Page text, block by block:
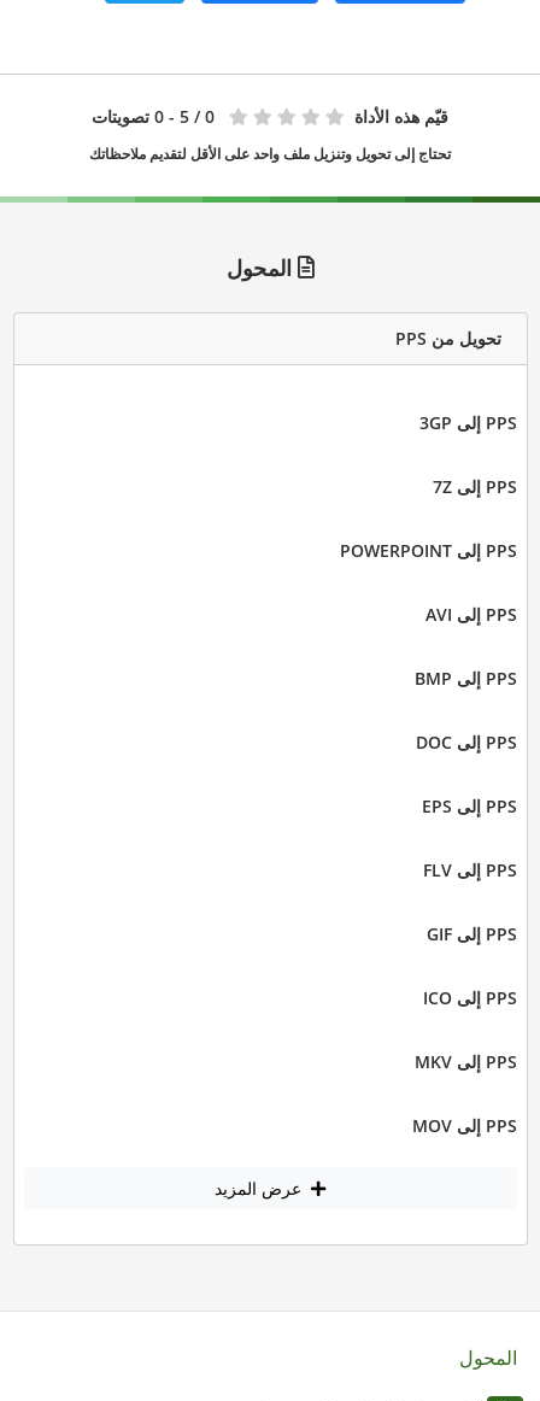
قيّم هذه الأداة 0 / 5 - 0 تصويتات
تحتاج إلى تحويل وتنزيل ملف واحد على الأقل لتقديم ملاحظاتك
المحول
تحويل من PPS
PPS إلى 3GP
PPS إلى 7Z
PPS إلى POWERPOINT
PPS إلى AVI
PPS إلى BMP
PPS إلى DOC
PPS إلى EPS
PPS إلى FLV
PPS إلى GIF
PPS إلى ICO
PPS إلى MKV
PPS إلى MOV
عرض المزيد
المحول